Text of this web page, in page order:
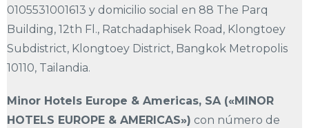
0105531001613 y domicilio social en 88 The Parq
Building, 12th Fl., Ratchadaphisek Road, Klongtoey
Subdistrict, Klongtoey District, Bangkok Metropolis
10110, Tailandia.
Minor Hotels Europe & Americas, SA («MINOR
HOTELS EUROPE & AMERICAS») con número de